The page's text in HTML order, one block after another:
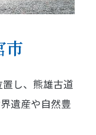
市
し、熊雄古道
遺産や自然豊